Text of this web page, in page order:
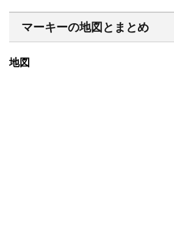
マーキーの地図とまとめ
地図